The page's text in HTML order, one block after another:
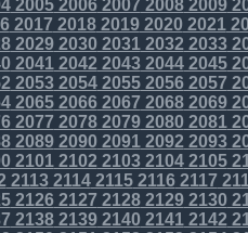
200520062007 20082009
2017 2018201920202021
2029203020312032 2033
20412042 204320442045
20532054205520562057
206520662067 20682069
2077 2078207920802081
2089209020912092 2093
21012102 210321042105
21132114211521162117
21262127 212821292130
21382139214021412142